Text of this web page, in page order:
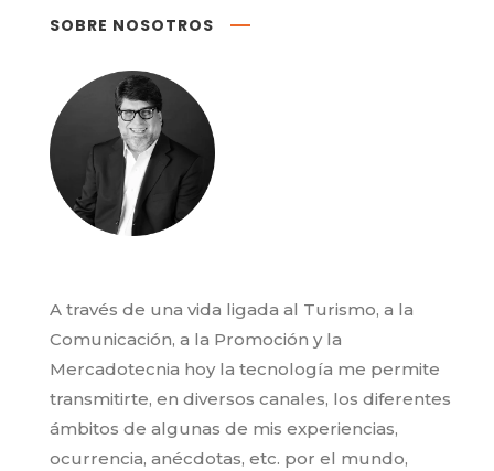
SOBRE NOSOTROS
A través de una vida ligada al Turismo, a la
Comunicación, a la Promoción y la
Mercadotecnia hoy la tecnología me permite
transmitirte, en diversos canales, los diferentes
ámbitos de algunas de mis experiencias,
ocurrencia, anécdotas, etc. por el mundo,